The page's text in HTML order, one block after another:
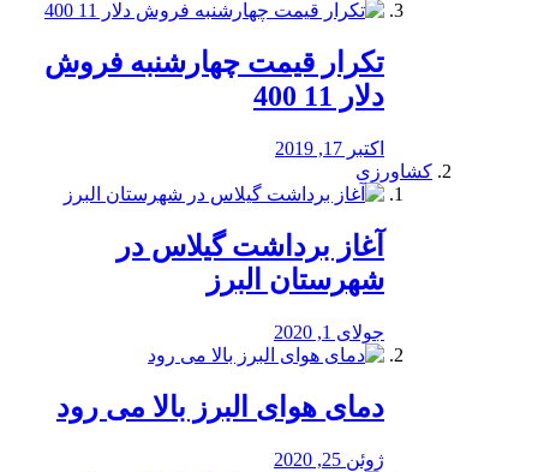
تکرار قیمت چهارشنبه فروش
دلار 11 400
اکتبر 17, 2019
کشاورزی
آغاز برداشت گیلاس در
شهرستان البرز
جولای 1, 2020
دمای هوای البرز بالا می رود
ژوئن 25, 2020